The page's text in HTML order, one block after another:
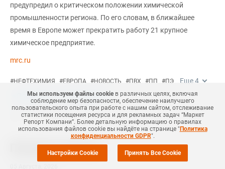
предупредил о критическом положении химической
промышленности региона. По его словам, в ближайшее
время в Европе может прекратить работу 21 крупное
химическое предприятие.
mrc.ru
#НЕФТЕХИМИЯ #ЕВРОПА #НОВОСТЬ #ПВХ #ПП #ПЭ Еще4
+Добавить все теги в фильтр
Похожие новости
Мы используем файлы cookieв различных целях, включая
соблюдение мер безопасности, обеспечение наилучшего
пользовательского опыта при работе с нашим сайтом, отслеживание
статистики посещения ресурса и для рекламных задач “Маркет
Репорт Компани”. Более детальную информацию о правилах
использования файлов cookie вы найдёте на странице "Политика
конфиденциальности GDPR".
Настройки Cookie Принять Все Cookie